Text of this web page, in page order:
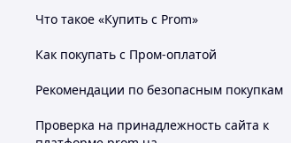
Что такое «Купить с Prom»
Как покупать с Пром-оплатой
Рекомендации по безопасным покупкам
Проверка на принадлежность сайта к